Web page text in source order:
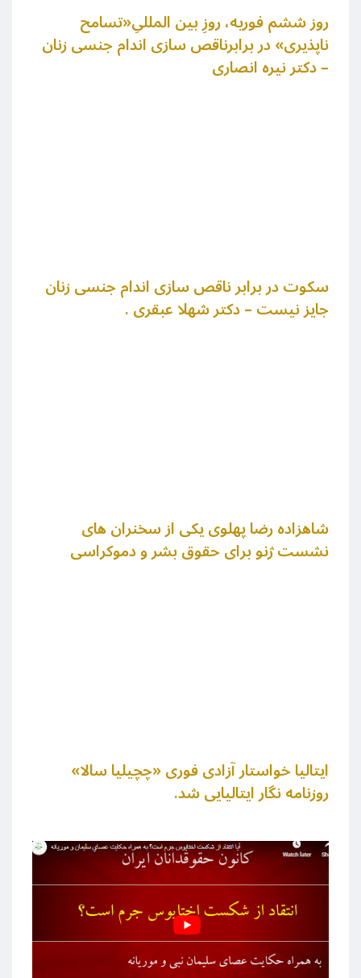
روز ششم فوریه، روزِ بین المللیِ«تسامح
ناپذیری» در برابرناقص سازی اندام جنسی زنان
– دکتر نیره انصاری
سکوت در برابر ناقص سازی اندام جنسی زنان
جایز نیست – دکتر شهلا عبقری .
شاهزاده رضا پهلوی یکی از سخنران های
نشست ژنو برای حقوق بشر و دموکراسی
ایتالیا خواستار آزادی فوری «چچیلیا سالا»
روزنامه نگار ایتالیایی شد.